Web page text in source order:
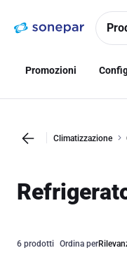
navigazionealla
Promozioni
Climatizzazione
6 prodotti Ordina per